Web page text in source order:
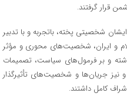
قرار گرفتند.
شخصیتی پخته، باتجربه و با تدبیر
و ایران، شخصیت‌های محوری و مؤثر
و بر فرمول‌های سیاست، تصمیمات
نیز جریان‌ها و شخصیت‌های تأثیرگذار
کامل داشتند.